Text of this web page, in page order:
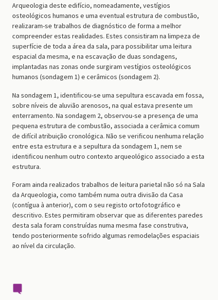
Arqueologia deste edifício, nomeadamente, vestígios
osteológicos humanos e uma eventual estrutura de combustão,
realizaram-se trabalhos de diagnóstico de forma a melhor
compreender estas realidades. Estes consistiram na limpeza de
superfície de toda a área da sala, para possibilitar uma leitura
espacial da mesma, e na escavação de duas sondagens,
implantadas nas zonas onde surgiram vestígios osteológicos
humanos (sondagem 1) e cerâmicos (sondagem 2).
Na sondagem 1, identificou-se uma sepultura escavada em fossa,
sobre níveis de aluvião arenosos, na qual estava presente um
enterramento. Na sondagem 2, observou-se a presença de uma
pequena estrutura de combustão, associada a cerâmica comum
de difícil atribuição cronológica. Não se verificou nenhuma relação
entre esta estrutura e a sepultura da sondagem 1, nem se
identificou nenhum outro contexto arqueológico associado a esta
estrutura.
Foram ainda realizados trabalhos de leitura parietal não só na Sala
da Arqueologia, como também numa outra divisão da Casa
(contígua à anterior), com o seu registo ortofotográfico e
descritivo. Estes permitiram observar que as diferentes paredes
desta sala foram construídas numa mesma fase construtiva,
tendo posteriormente sofrido algumas remodelações espaciais
ao nível da circulação.